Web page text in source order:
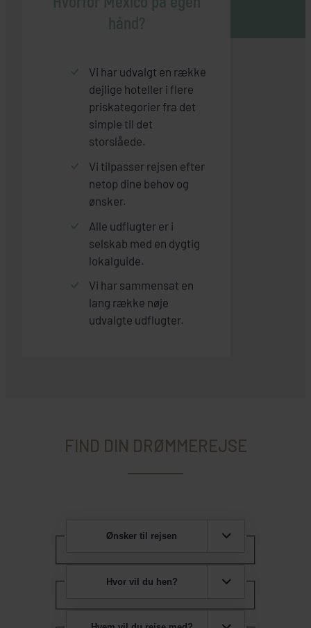
Hvorfor Mexico på egen
hånd?
Vi har udvalgt en række
dejlige hoteller i flere
priskategorier fra det
simple til det
storslåede.
Vi tilpasser rejsen efter
netop dine behov og
ønsker.
Alle udflugter er i
selskab med en dygtig
lokalguide.
Vi har sammensat en
lang række nøje
udvalgte udflugter.
FIND DIN DRØMMEREJSE
Ønsker til rejsen
Hvor vil du hen?